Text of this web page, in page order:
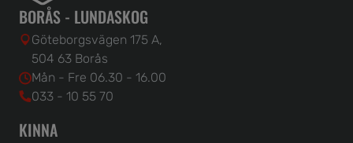
BORÅS - LUNDASKOG
Göteborgsvägen 175 A,
504 63 Borås
Mån - Fre 06.30 - 16.00
033 - 10 55 70
KINNA